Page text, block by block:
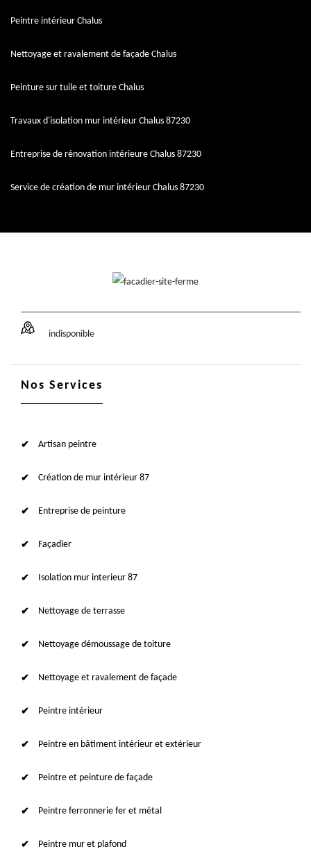
Peintre intérieur Chalus
Nettoyage et ravalement de façade Chalus
Peinture sur tuile et toiture Chalus
Travaux d'isolation mur intérieur Chalus 87230
Entreprise de rénovation intérieure Chalus 87230
Service de création de mur intérieur Chalus 87230
indisponible
Nos Services
Artisan peintre
Création de mur intérieur 87
Entreprise de peinture
Façadier
Isolation mur interieur 87
Nettoyage de terrasse
Nettoyage démoussage de toiture
Nettoyage et ravalement de façade
Peintre intérieur
Peintre en bâtiment intérieur et extérieur
Peintre et peinture de façade
Peintre ferronnerie fer et métal
Peintre mur et plafond